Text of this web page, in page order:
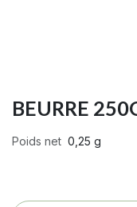
BEURRE
Poids net 0,25 g